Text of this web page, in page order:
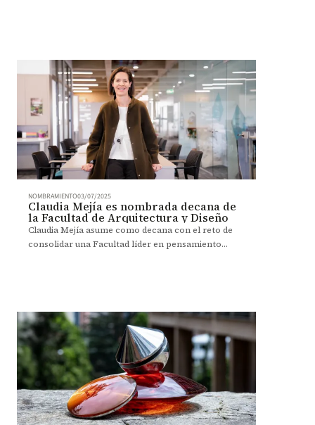
NOMBRAMIENTO03/07/2025
Claudia Mejía es nombrada decana de
la Facultad de Arquitectura y Diseño
Claudia Mejía asume como decana con el reto de
consolidar una Facultad líder en pensamiento